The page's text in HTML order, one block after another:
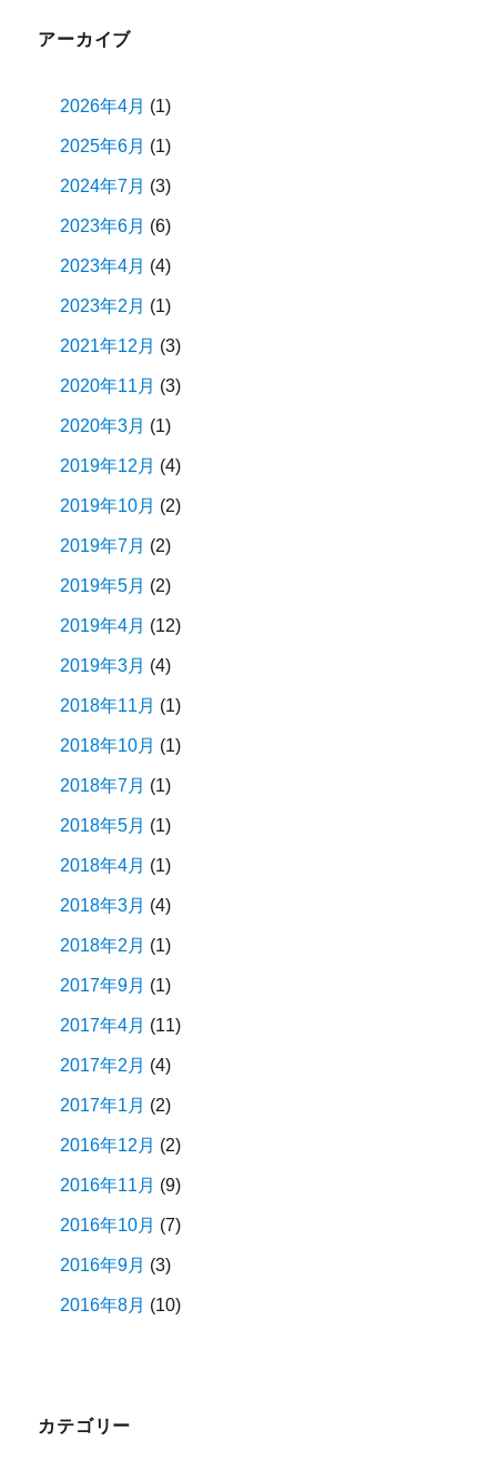
アーカイブ
2026年4月 (1)
2025年6月 (1)
2024年7月 (3)
2023年6月 (6)
2023年4月 (4)
2023年2月 (1)
2021年12月 (3)
2020年11月 (3)
2020年3月 (1)
2019年12月 (4)
2019年10月 (2)
2019年7月 (2)
2019年5月 (2)
2019年4月 (12)
2019年3月 (4)
2018年11月 (1)
2018年10月 (1)
2018年7月 (1)
2018年5月 (1)
2018年4月 (1)
2018年3月 (4)
2018年2月 (1)
2017年9月 (1)
2017年4月 (11)
2017年2月 (4)
2017年1月 (2)
2016年12月 (2)
2016年11月 (9)
2016年10月 (7)
2016年9月 (3)
2016年8月 (10)
カテゴリー